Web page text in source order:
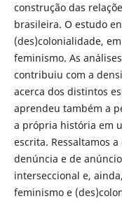
construção das
brasileira. O estudo
(des)colonialidade,
feminismo. As
contribuiu com a
acerca dos distintos
aprendeu também a
a própria história em
escrita. Ressaltamos
denúncia e de
interseccional e,
feminismo e